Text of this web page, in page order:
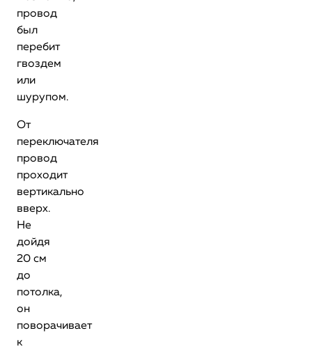
провод
был
перебит
гвоздем
или
шурупом.
От
переключателя
провод
проходит
вертикально
вверх.
Не
дойдя
20 см
до
потолка,
он
поворачивает
к